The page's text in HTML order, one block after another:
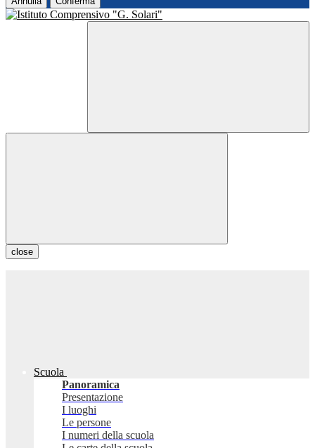
close
Scuola
Panoramica
Presentazione
I luoghi
Le persone
I numeri della scuola